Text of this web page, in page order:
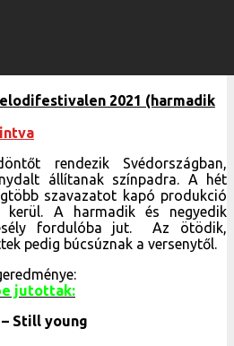
2021 (harmadik
rendezik Svédországban,
állítanak színpadra. A hét
szavazatot kapó produkció
kerül. A harmadik és negyedik
fordulóba jut. Az ötödik,
pedig búcsúznak a versenytől.
jutottak:
Still young